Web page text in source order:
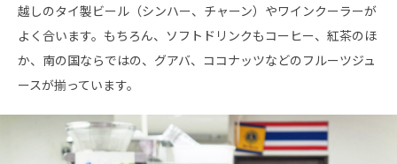
越しのタイ製ビール（シンハー、チャーン）やワインクーラーが
よく合います。もちろん、ソフトドリンクもコーヒー、紅茶のほ
か、南の国ならではの、グアバ、ココナッツなどのフルーツジュ
ースが揃っています。